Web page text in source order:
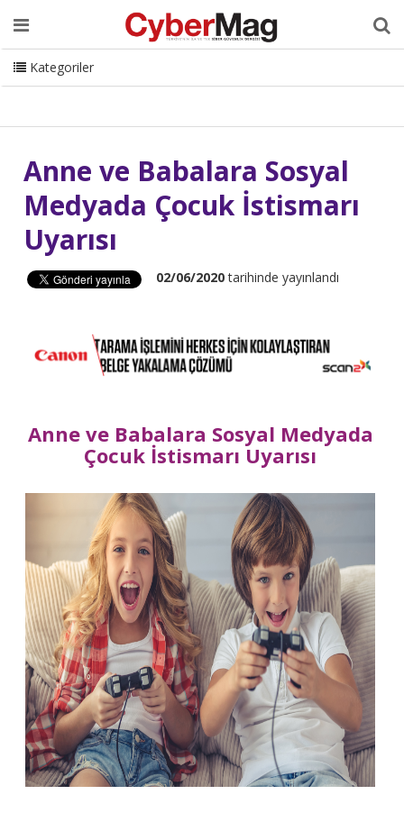
Ana Sayfa Hakkımızda Dergi Editörden
Danışmanlık
ISC Turkey Sizden Gelenler
İletişim
CyberMag Logo
Kategoriler
Anne ve Babalara Sosyal
Medyada Çocuk İstismarı
Uyarısı
02/06/2020tarihinde yayınlandı
Anne ve Babalara Sosyal Medyada
Çocuk İstismarı Uyarısı